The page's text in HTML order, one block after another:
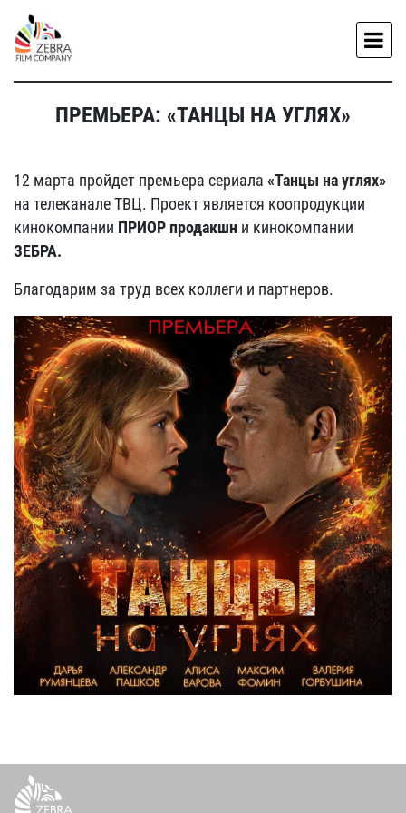
ПРЕМЬЕРА: «ТАНЦЫ НА УГЛЯХ»
12 марта пройдет премьера сериала «Танцы на углях»
на телеканале ТВЦ. Проект является коопродукции
кинокомпании ПРИОР продакшн и кинокомпании
ЗЕБРА.
Благодарим за труд всех коллеги и партнеров.